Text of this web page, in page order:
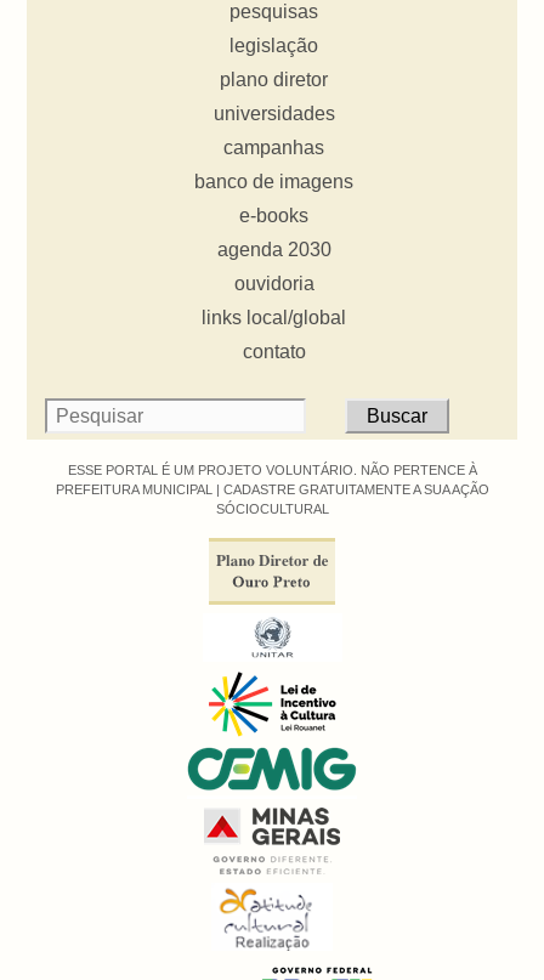
pesquisas
legislação
plano diretor
universidades
campanhas
banco de imagens
e-books
agenda 2030
ouvidoria
links local/global
contato
ESSE PORTAL É UM PROJETO VOLUNTÁRIO. NÃO PERTENCE À
PREFEITURA MUNICIPAL | CADASTRE GRATUITAMENTE A SUA AÇÃO
SÓCIOCULTURAL